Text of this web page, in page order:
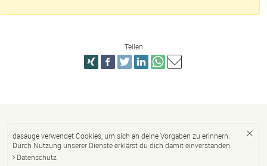
Teilen
dasauge verwendet Cookies, um sich an deine Vorgaben zu erinnern.
Durch Nutzung unserer Dienste erklärst du dich damit einverstanden.
Datenschutz